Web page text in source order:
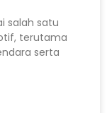
salah satu
terutama
serta